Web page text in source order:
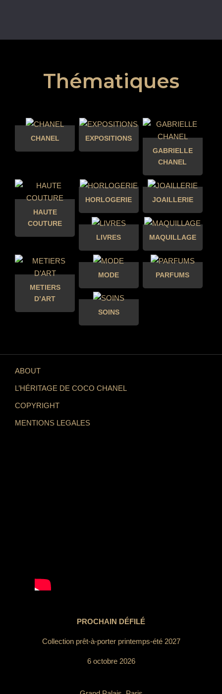
Thématiques
CHANEL
EXPOSITIONS
GABRIELLE
CHANEL
HAUTE
COUTURE
HORLOGERIE JOAILLERIE
LIVRES MAQUILLAGE
METIERS
D’ART
MODE PARFUMS
SOINS
ABOUT
L’HÉRITAGE DE COCO CHANEL
COPYRIGHT
MENTIONS LEGALES
PROCHAIN DÉFILÉ
Collection prêt-à-porter printemps-été 2027
6 octobre 2026